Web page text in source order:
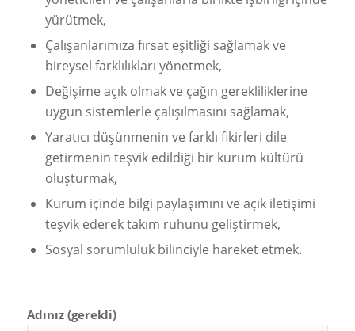
yürütmek,
Çalışanlarımıza fırsat eşitliği sağlamak ve
bireysel farklılıkları yönetmek,
Değişime açık olmak ve çağın gerekliliklerine
uygun sistemlerle çalışılmasını sağlamak,
Yaratıcı düşünmenin ve farklı fikirleri dile
getirmenin teşvik edildiği bir kurum kültürü
oluşturmak,
Kurum içinde bilgi paylaşımını ve açık iletişimi
teşvik ederek takım ruhunu geliştirmek,
Sosyal sorumluluk bilinciyle hareket etmek.
Adınız (gerekli)